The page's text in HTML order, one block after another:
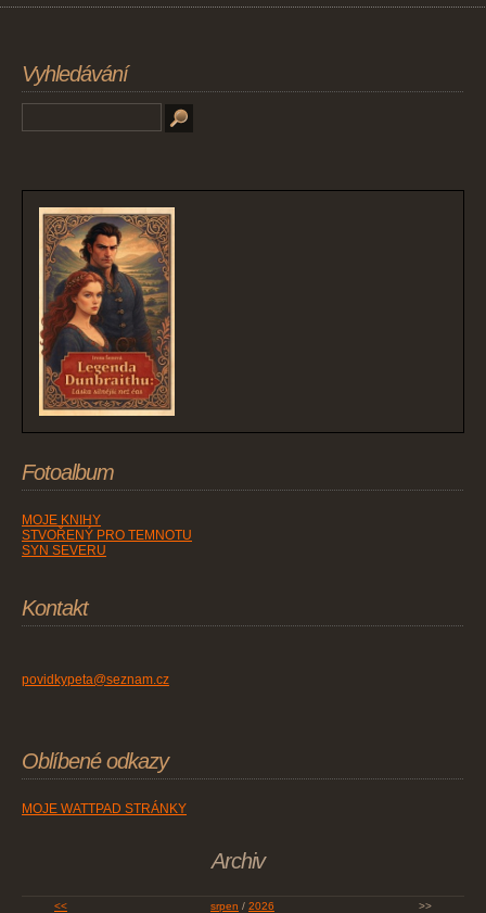
Vyhledávání
Fotoalbum
MOJE KNIHY
STVOŘENÝ PRO TEMNOTU
SYN SEVERU
Kontakt
povidkypeta@seznam.cz
Oblíbené odkazy
MOJE WATTPAD STRÁNKY
Archiv
<< srpen / 2026 >>